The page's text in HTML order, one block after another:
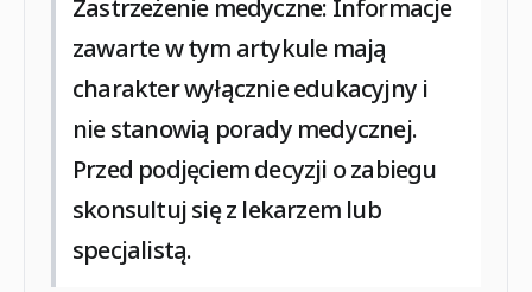
Zastrzeżenie medyczne: Informacje
zawarte w tym artykule mają
charakter wyłącznie edukacyjny i
nie stanowią porady medycznej.
Przed podjęciem decyzji o zabiegu
skonsultuj się z lekarzem lub
specjalistą.